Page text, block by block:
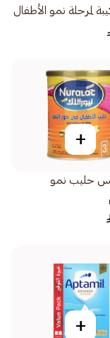
لمرحلة نمو الأطفال
+
حليب نمو
+